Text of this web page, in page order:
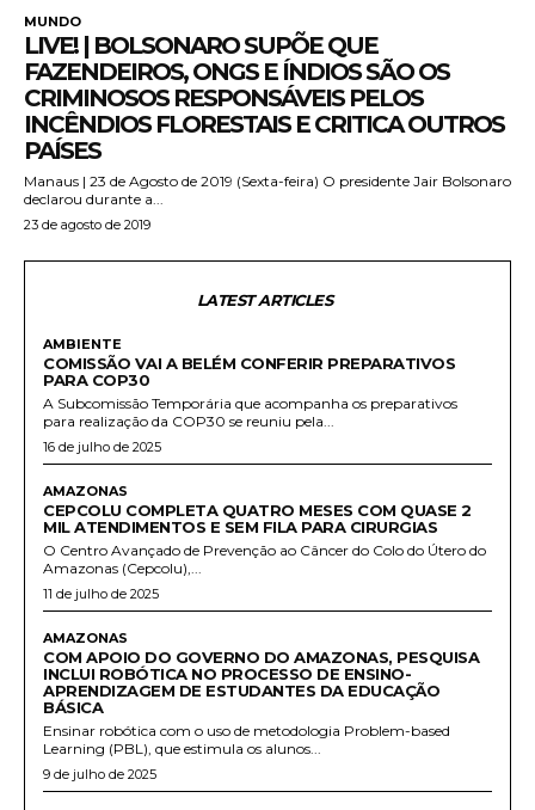
MUNDO
LIVE! | BOLSONARO SUPÕE QUE
FAZENDEIROS, ONGS E ÍNDIOS SÃO OS
CRIMINOSOS RESPONSÁVEIS PELOS
INCÊNDIOS FLORESTAIS E CRITICA OUTROS
PAÍSES
Manaus | 23 de Agosto de 2019 (Sexta-feira) O presidente Jair Bolsonaro
declarou durante a...
23 de agosto de 2019
LATEST ARTICLES
AMBIENTE
COMISSÃO VAI A BELÉM CONFERIR PREPARATIVOS
PARA COP30
A Subcomissão Temporária que acompanha os preparativos
para realização da COP30 se reuniu pela...
16 de julho de 2025
AMAZONAS
CEPCOLU COMPLETA QUATRO MESES COM QUASE 2
MIL ATENDIMENTOS E SEM FILA PARA CIRURGIAS
O Centro Avançado de Prevenção ao Câncer do Colo do Útero do
Amazonas (Cepcolu),...
11 de julho de 2025
AMAZONAS
COM APOIO DO GOVERNO DO AMAZONAS, PESQUISA
INCLUI ROBÓTICA NO PROCESSO DE ENSINO-
APRENDIZAGEM DE ESTUDANTES DA EDUCAÇÃO
BÁSICA
Ensinar robótica com o uso de metodologia Problem-based
Learning (PBL), que estimula os alunos...
9 de julho de 2025